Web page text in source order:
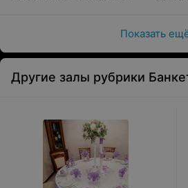
Показать
Другие залы рубрики